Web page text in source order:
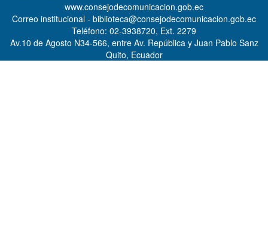
www.consejodecomunicacion.gob.ec
Correo institucional - biblioteca@consejodecomunicacion.gob.ec
Teléfono: 02-3938720, Ext. 2279
Av.10 de Agosto N34-566, entre Av. República y Juan Pablo Sanz
Quito, Ecuador